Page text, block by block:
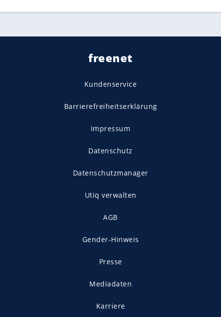
freenet
Kundenservice
Barrierefreiheitserklärung
Impressum
Datenschutz
Datenschutzmanager
Utiq verwalten
AGB
Gender-Hinweis
Presse
Mediadaten
Karriere